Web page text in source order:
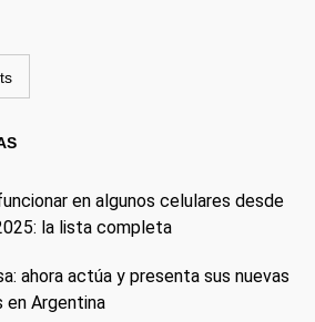
en algunos celulares desde
la lista completa
ahora actúa y presenta sus nuevas
en Argentina